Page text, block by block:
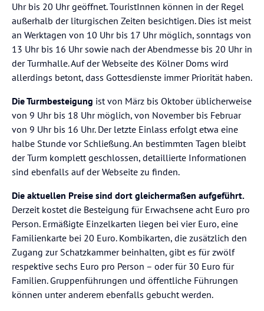
Uhr bis 20 Uhr geöffnet. TouristInnen können in der Regel
außerhalb der liturgischen Zeiten besichtigen. Dies ist meist
an Werktagen von 10 Uhr bis 17 Uhr möglich, sonntags von
13 Uhr bis 16 Uhr sowie nach der Abendmesse bis 20 Uhr in
der Turmhalle. Auf der Webseite des Kölner Doms wird
allerdings betont, dass Gottesdienste immer Priorität haben.
Die Turmbesteigung ist von März bis Oktober üblicherweise
von 9 Uhr bis 18 Uhr möglich, von November bis Februar
von 9 Uhr bis 16 Uhr. Der letzte Einlass erfolgt etwa eine
halbe Stunde vor Schließung. An bestimmten Tagen bleibt
der Turm komplett geschlossen, detaillierte Informationen
sind ebenfalls auf der Webseite zu finden.
Die aktuellen Preise sind dort gleichermaßen aufgeführt.
Derzeit kostet die Besteigung für Erwachsene acht Euro pro
Person. Ermäßigte Einzelkarten liegen bei vier Euro, eine
Familienkarte bei 20 Euro. Kombikarten, die zusätzlich den
Zugang zur Schatzkammer beinhalten, gibt es für zwölf
respektive sechs Euro pro Person – oder für 30 Euro für
Familien. Gruppenführungen und öffentliche Führungen
können unter anderem ebenfalls gebucht werden.